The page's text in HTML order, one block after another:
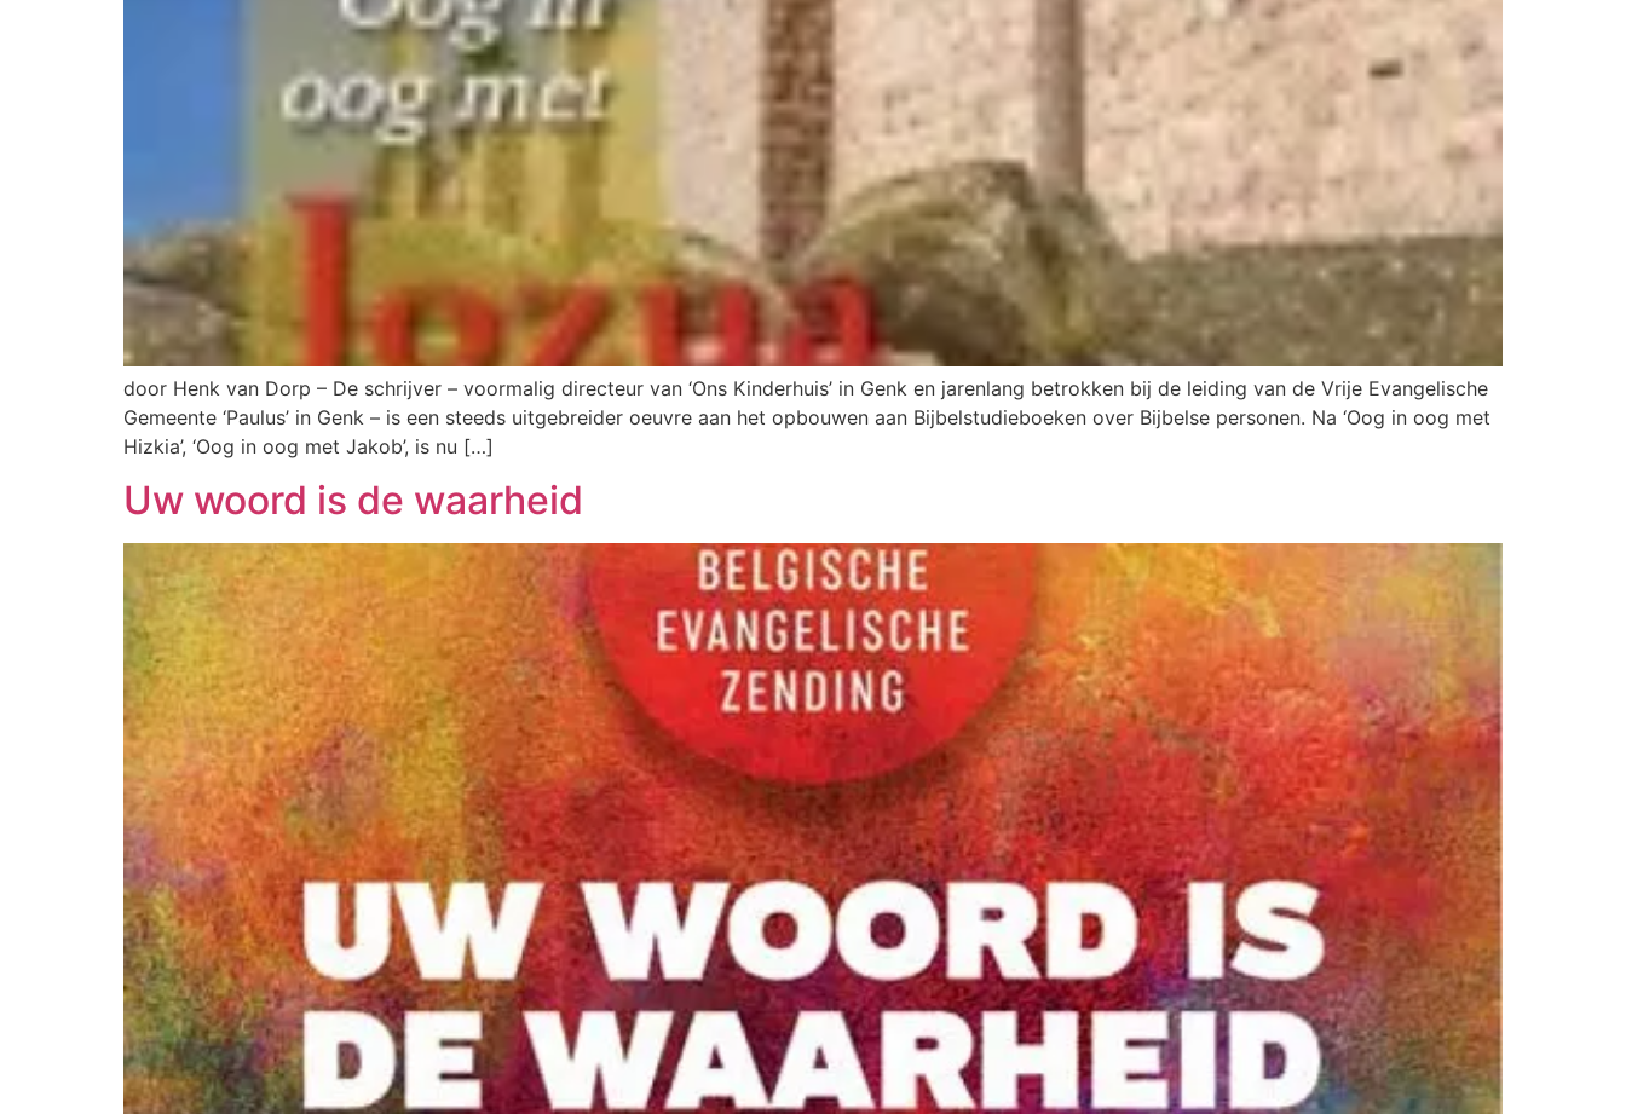
door Henk van Dorp – De schrijver – voormalig directeur van ‘Ons Kinderhuis’ in Genk en jarenlang betrokken bij de leiding van de Vrije Evangelische
Gemeente ‘Paulus’ in Genk – is een steeds uitgebreider oeuvre aan het opbouwen aan Bijbelstudieboeken over Bijbelse personen. Na ‘Oog in oog met
Hizkia’, ‘Oog in oog met Jakob’, is nu […]
Uw woord is de waarheid